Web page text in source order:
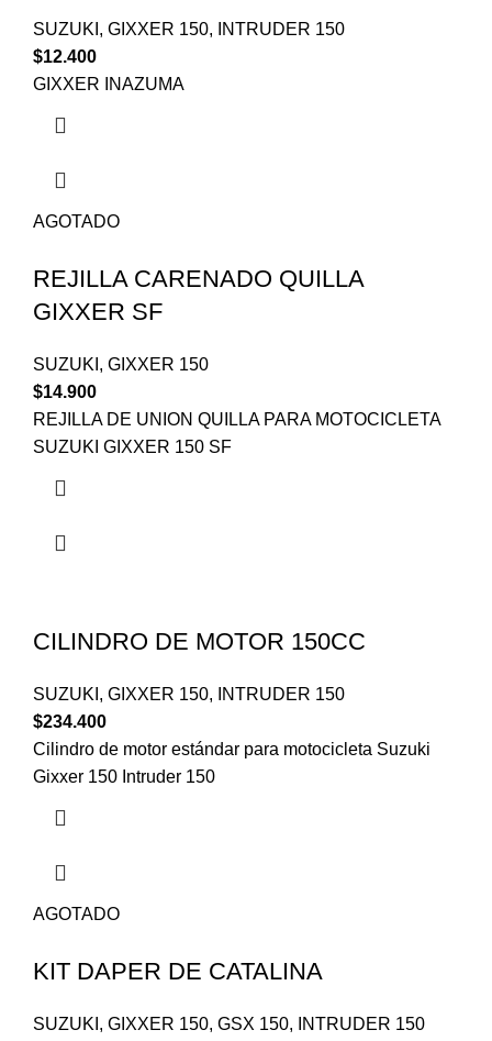
SUZUKI , GIXXER 150,
INTRUDER 150
$12.400
GIXXER INAZUMA
AGOTADO
REJILLA CARENADO QUILLA
GIXXER SF
SUZUKI , GIXXER 150
$14.900
REJILLA DE UNION QUILLA PARA MOTOCICLETA
SUZUKI GIXXER 150 SF
CILINDRO DE MOTOR 150CC
SUZUKI , GIXXER 150,
INTRUDER 150
$234.400
Cilindro de motor estándar para motocicleta Suzuki
Gixxer 150 Intruder 150
AGOTADO
KIT DAPER DE CATALINA
SUZUKI , GIXXER 150, GSX 150,
INTRUDER 150